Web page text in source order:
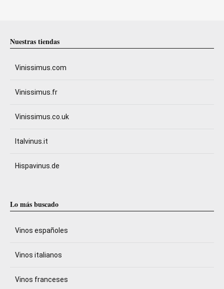
Nuestras tiendas
Vinissimus.com
Vinissimus.fr
Vinissimus.co.uk
Italvinus.it
Hispavinus.de
Lo más buscado
Vinos españoles
Vinos italianos
Vinos franceses